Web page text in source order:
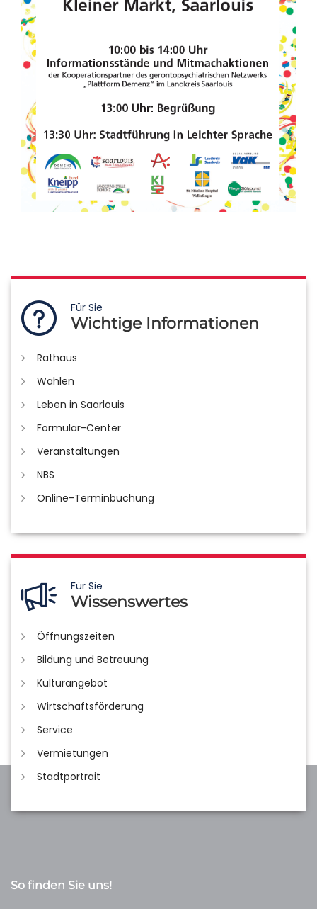
Für Sie
Wichtige Informationen
Rathaus
Wahlen
Leben in Saarlouis
Formular-Center
Veranstaltungen
NBS
Online-Terminbuchung
Für Sie
Wissenswertes
Öffnungszeiten
Bildung und Betreuung
Kulturangebot
Wirtschaftsförderung
Service
Vermietungen
Stadtportrait
So finden Sie uns!